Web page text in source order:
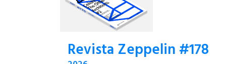
Revista Zeppelin #178